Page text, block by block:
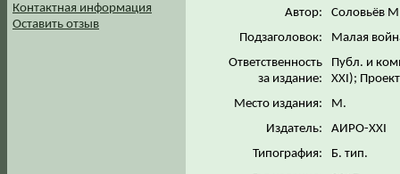
Контактная информация
Оставить отзыв
Автор:
Соловьёв
Подзаголовок:
Малая
Ответственность
за издание:
Публ. и
XXI);
Место издания:
М.
Издатель:
АИРО-XXI
Типография:
Б. тип.